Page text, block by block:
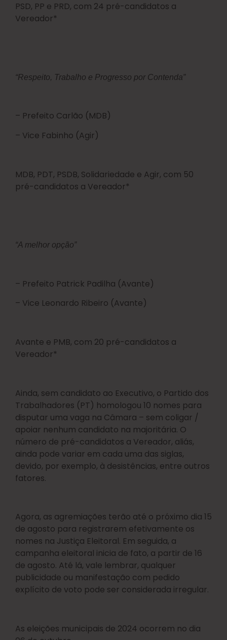
PSD, PP e PRD, com 24 pré-candidatos a
Vereador*
“Respeito, Trabalho e Progresso por Contenda”
– Prefeito Carlão (MDB)
– Vice Fabinho (Agir)
MDB, PDT, PSDB, Solidariedade e Agir, com 50
pré-candidatos a Vereador*
“A melhor opção”
– Prefeito Patrick Padilha (Avante)
– Vice Leonardo Ribeiro (Avante)
Avante e PMB, com 20 pré-candidatos a
Vereador*
Ainda, sem candidato ao Executivo, o Partido dos
Trabalhadores (PT) homologou 10 nomes para
disputar uma vaga na Câmara – sem coligar /
apoiar nenhum candidato na majoritária. O
número de pré-candidatos a Vereador, aliás,
ainda pode variar em cada uma das siglas,
devido, por exemplo, à desistências, entre outros
fatores.
Agora, as agremiações terão até o próximo dia 15
de agosto para registrarem efetivamente os
nomes na Justiça Eleitoral. Em seguida, a
campanha eleitoral inicia de fato, a partir de 16
de agosto. Até lá, vale lembrar, qualquer
publicidade ou manifestação com pedido
explícito de voto pode ser considerada irregular.
As eleições municipais de 2024 ocorrem no dia